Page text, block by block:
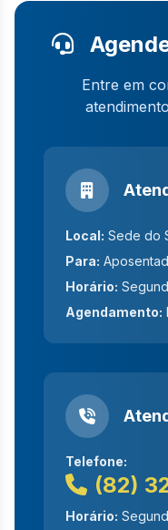
Entre em
Local: Sede do
Para:
Horário:
Agendamento:
Telefone:
(82)
Horário: